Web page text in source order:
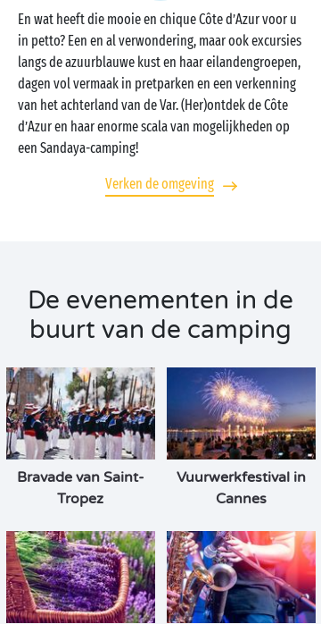
En wat heeft die mooie en chique Côte d’Azur voor u
in petto? Een en al verwondering, maar ook excursies
langs de azuurblauwe kust en haar eilandengroepen,
dagen vol vermaak in pretparken en een verkenning
van het achterland van de Var. (Her)ontdek de Côte
d’Azur en haar enorme scala van mogelijkheden op
een Sandaya-camping!
Verken de omgeving
De evenementen in de
buurt van de camping
Bravade van Saint-
Tropez
Vuurwerkfestival in
Cannes